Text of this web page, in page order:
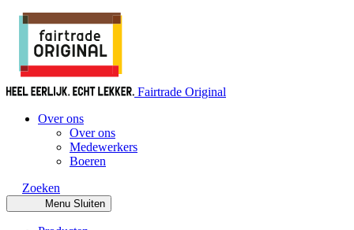
Fairtrade Original
Over ons
Over ons
Medewerkers
Boeren
Zoeken
Menu Sluiten